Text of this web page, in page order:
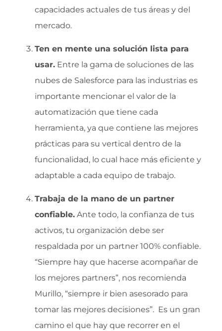
capacidades actuales de tus áreas y del
mercado.
Ten en mente una solución lista para
usar. Entre la gama de soluciones de las
nubes de Salesforce para las industrias es
importante mencionar el valor de la
automatización que tiene cada
herramienta, ya que contiene las mejores
prácticas para su vertical dentro de la
funcionalidad, lo cual hace más eficiente y
adaptable a cada equipo de trabajo.
Trabaja de la mano de un partner
confiable. Ante todo, la confianza de tus
activos, tu organización debe ser
respaldada por un partner 100% confiable.
“Siempre hay que hacerse acompañar de
los mejores partners”, nos recomienda
Murillo, “siempre ir bien asesorado para
tomar las mejores decisiones”. Es un gran
camino el que hay que recorrer en el